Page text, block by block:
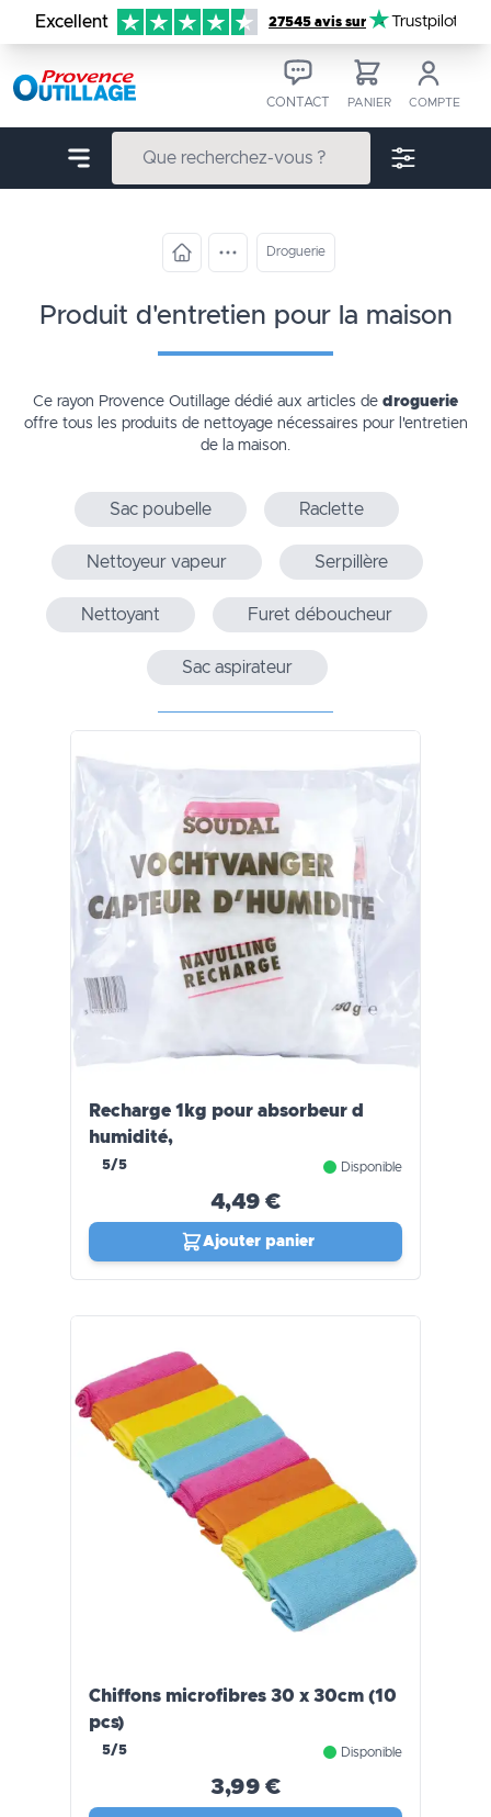
Aller au contenu
Excellent 27545 avis sur Trustpilot
CONTACT PANIER COMPTE
Droguerie
produit d'entretien pour la maison
Ce rayon Provence Outillage dédié aux articles de droguerie
offre tous les produits de nettoyage nécessaires pour l'entretien
de la maison.
Sac poubelle Raclette
Nettoyeur vapeur Serpillère
Nettoyant Furet déboucheur
Sac aspirateur
Recharge 1kg pour absorbeur d
humidité,
5/5 Disponible
4,49 €
Ajouter panier
Chiffons microfibres 30 x 30cm (10
pcs)
5/5 Disponible
3,99 €